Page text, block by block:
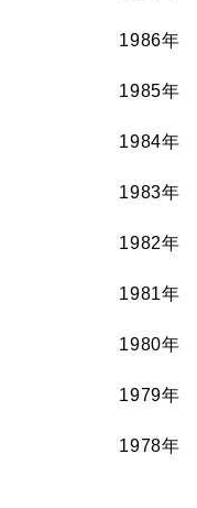
1986年
1985年
1984年
1983年
1982年
1981年
1980年
1979年
1978年